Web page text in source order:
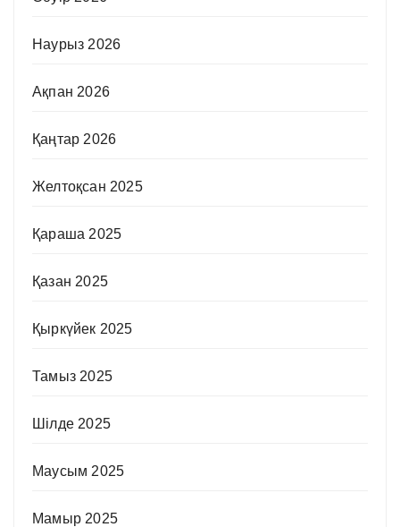
Наурыз 2026
Ақпан 2026
Қаңтар 2026
Желтоқсан 2025
Қараша 2025
Қазан 2025
Қыркүйек 2025
Тамыз 2025
Шілде 2025
Маусым 2025
Мамыр 2025